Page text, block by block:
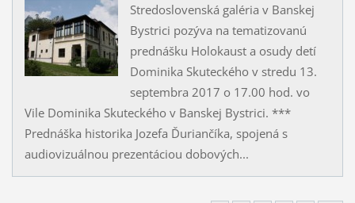
Stredoslovenská galéria v Banskej
Bystrici pozýva na tematizovanú
prednášku Holokaust a osudy detí
Dominika Skuteckého v stredu 13.
septembra 2017 o 17.00 hod. vo
Vile Dominika Skuteckého v Banskej Bystrici. ***
Prednáška historika Jozefa Ďuriančíka, spojená s
audiovizuálnou prezentáciou dobových...